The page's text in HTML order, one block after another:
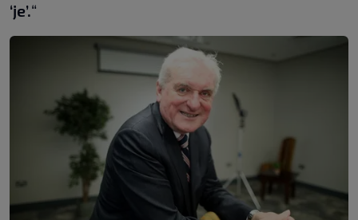
‘je’.“